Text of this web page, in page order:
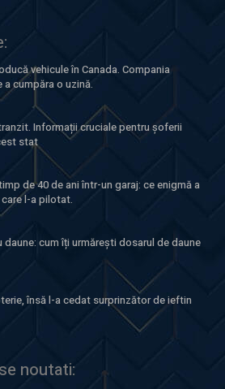
vehicule în Canada. Compania
cumpăra o uzină.
Informații cruciale pentru șoferii
stat
de 40 de ani într-un garaj: ce enigmă a
l-a pilotat.
cum îți urmărești dosarul de daune
însă l-a cedat surprinzător de ieftin
noutati: